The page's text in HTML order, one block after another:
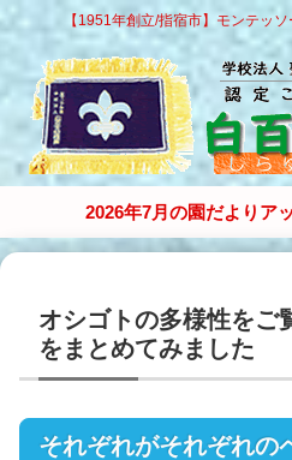
【1951年創立/指宿市】モンテッ
2026年7月の園だより
オシゴトの多様性をご
をまとめてみました
それぞれがそれぞれの